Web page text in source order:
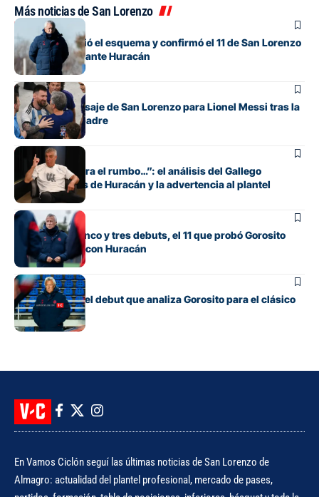
Más noticias de San Lorenzo
Fútbol
Gorosito cambió el esquema y confirmó el 11 de San Lorenzo
para el clásico ante Huracán
Fútbol
El sentido mensaje de San Lorenzo para Lionel Messi tras la
muerte de su padre
Fútbol
“Si no encuentra el rumbo…”: el análisis del Gallego
González antes de Huracán y la advertencia al plantel
Fútbol
Con línea de cinco y tres debuts, el 11 que probó Gorosito
para el clásico con Huracán
Fútbol
Los cambios y el debut que analiza Gorosito para el clásico
con Huracán
En Vamos Ciclón seguí las últimas noticias de San Lorenzo de
Almagro: actualidad del plantel profesional, mercado de pases,